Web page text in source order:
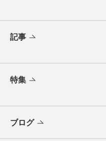
記事
特集
ブログ